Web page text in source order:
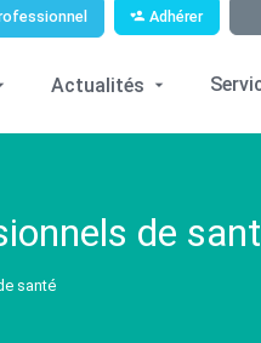
Adhérer
Actualités
de
santé